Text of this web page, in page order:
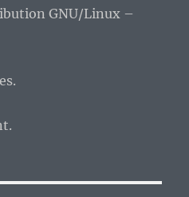
GNU/Linux –